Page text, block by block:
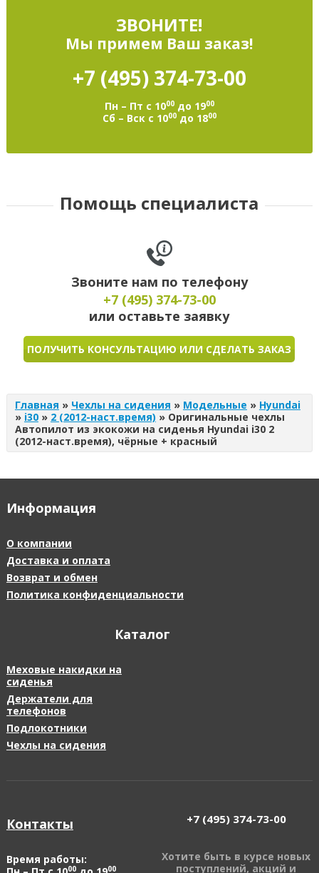
ЗВОНИТЕ!
Мы примем Ваш заказ!
+7 (495) 374-73-00
Пн – Пт с 1000до 1900
Сб – Вск с 1000до 1800
Помощь специалиста
Звоните нам по телефону
+7 (495) 374-73-00
или оставьте заявку
ПОЛУЧИТЬ КОНСУЛЬТАЦИЮ ИЛИ СДЕЛАТЬ ЗАКАЗ
Главная » Чехлы на сидения » Модельные » Hyundai
» i30» 2 (2012-наст.время) » Оригинальные чехлы
Автопилот из экокожи на сиденья Hyundai i30 2
(2012-наст.время), чёрные + красный
Информация
О компании
Доставка и оплата
Возврат и обмен
Политика конфиденциальности
Каталог
Меховые накидки на
сиденья
Держатели для
телефонов
Подлокотники
Чехлы на сидения
Контакты
Время работы:
00 00
+7 (495) 374-73-00
Хотите быть в курсе новых
поступлений, акций и